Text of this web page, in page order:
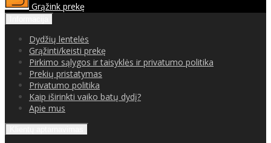
Grąžink prekę
Dydžių lentelės
Grąžinti/keisti prekę
Pirkimo sąlygos ir taisyklės ir privatumo politika
Prekių pristatymas
Privatumo politika
Kaip iširinkti vaiko batų dydį?
Apie mus